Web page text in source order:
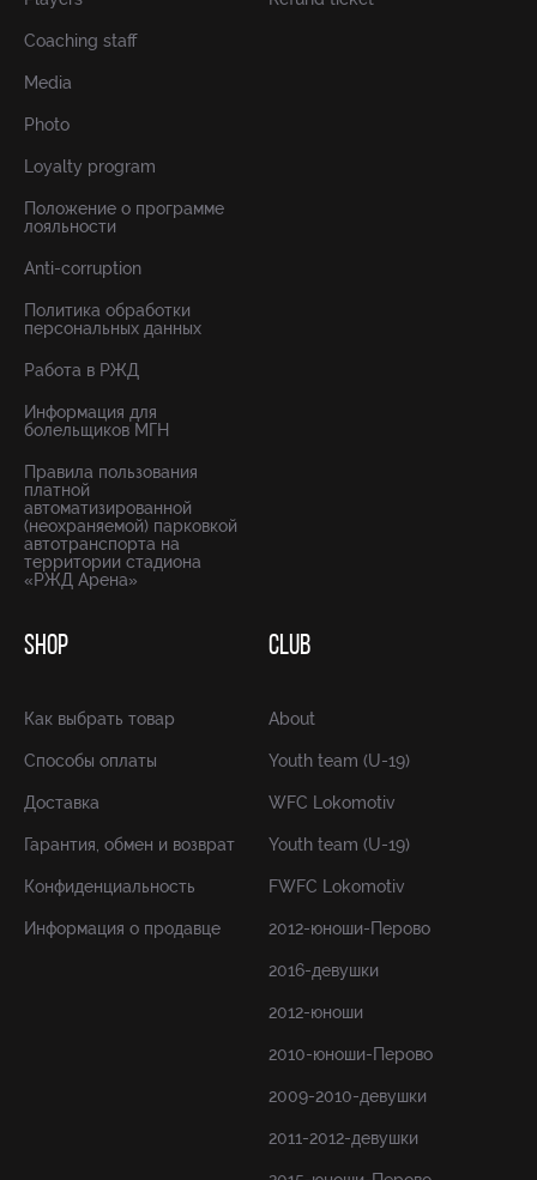
Coaching staff
Media
Photo
Loyalty program
Положение о программе
лояльности
Anti-corruption
Политика обработки
персональных данных
Работа в РЖД
Информация для
болельщиков МГН
Правила пользования
платной
автоматизированной
(неохраняемой) парковкой
автотранспорта на
территории стадиона
«РЖД Арена»
SHOP
Как выбрать товар
Способы оплаты
Доставка
Гарантия, обмен и возврат
Конфиденциальность
Информация о продавце
CLUB
About
Youth team (U-19)
WFC Lokomotiv
Youth team (U-19)
FWFC Lokomotiv
2012-юноши-Перово
2016-девушки
2012-юноши
2010-юноши-Перово
2009-2010-девушки
2011-2012-девушки